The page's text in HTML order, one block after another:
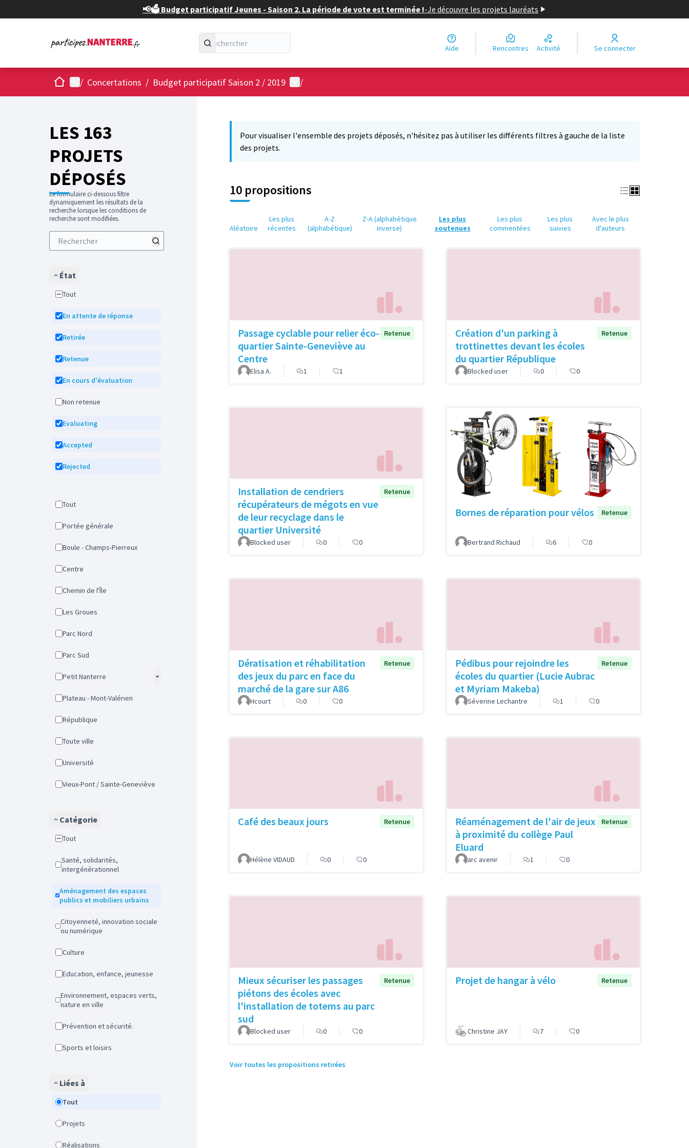
📢🗳️ Budget participatif Jeunes - Saison 2. La période de vote est terminée !-Je découvre les projets lauréats
Aide Rencontres Activité Se connecter
AccueilMenu principal
/ Concertations / Budget participatif Saison 2 / 2019 Menu utilisateur
/
LES 163
PROJETS
DÉPOSÉS
Le formulaire ci-dessous filtre
dynamiquement les résultats de la
recherche lorsque les conditions de
recherche sont modifiées.
État
Tout
En attente de réponse
Retirée
Retenue
En cours d'évaluation
Non retenue
Evaluating
Accepted
Rejected
Tout
Portée générale
Boule - Champs-Pierreux
Centre
Chemin de l'Île
Les Groues
Parc Nord
Parc Sud
Petit Nanterre
Plateau - Mont-Valérien
République
Toute ville
Université
Vieux-Pont / Sainte-Geneviève
Catégorie
Tout
Santé, solidarités,
intergénérationnel
Aménagement des espaces
publics et mobiliers urbains
Citoyenneté, innovation sociale
ou numérique
Culture
Education, enfance, jeunesse
Environnement, espaces verts,
nature en ville
Prévention et sécurité.
Sports et loisirs
Liées à
Tout
Projets
Réalisations
Pour visualiser l'ensemble des projets déposés, n'hésitez pas à utiliser les différents filtres à gauche de la liste
des projets.
10 propositions
Aléatoire
Les plus
récentes
A-Z
(alphabétique)
Z-A (alphabétique
inverse)
Les plus
soutenues
Les plus
commentées
Les plus
suivies
Avec le plus
d'auteurs
Passage cyclable pour relier éco-
quartier Sainte-Geneviève au
Centre
Retenue
Elisa A. 1 1
Création d'un parking à
trottinettes devant les écoles
du quartier République
Retenue
Blocked user 0 0
Installation de cendriers
récupérateurs de mégots en vue
de leur recyclage dans le
quartier Université
Retenue
Blocked user 0 0
Bornes de réparation pour vélos Retenue
Bertrand Richaud 6 0
Dératisation et réhabilitation
des jeux du parc en face du
marché de la gare sur A86
Retenue
Hcourt 0 0
Pédibus pour rejoindre les
écoles du quartier (Lucie Aubrac
et Myriam Makeba)
Retenue
Séverine Lechantre 1 0
Café des beaux jours Retenue
Hélène VIDAUD 0 0
Réaménagement de l'air de jeux
à proximité du collège Paul
Eluard
Retenue
arc avenir 1 0
Mieux sécuriser les passages
piétons des écoles avec
l'installation de totems au parc
sud
Retenue
Blocked user 0 0
Projet de hangar à vélo Retenue
Christine JAY 7 0
Voir toutes les propositions retirées